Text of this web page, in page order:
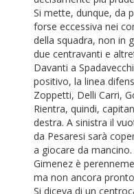
Si mette, dunque, da
forse eccessiva nei
della squadra, non in
due centravanti e
Davanti a
positivo, la linea
Zoppetti, Delli Carri,
Rientra, quindi,
destra. A sinistra il
da Pesaresi sarà
a giocare da
Gimenez è
ma non ancora
Si diceva di un